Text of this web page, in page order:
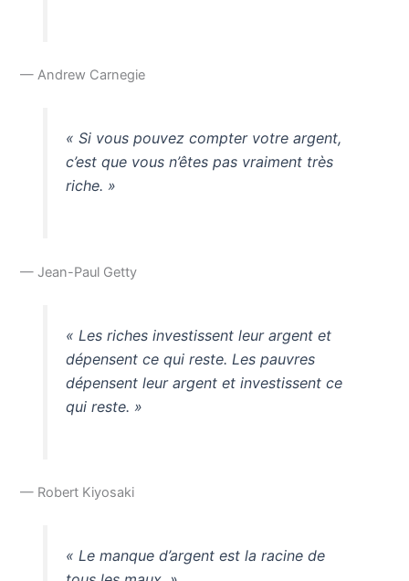
— Andrew Carnegie
« Si vous pouvez compter votre argent,
c’est que vous n’êtes pas vraiment très
riche. »
— Jean-Paul Getty
« Les riches investissent leur argent et
dépensent ce qui reste. Les pauvres
dépensent leur argent et investissent ce
qui reste. »
— Robert Kiyosaki
« Le manque d’argent est la racine de